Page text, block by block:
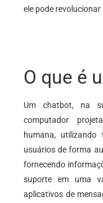
ele pode revolucionar
O que é
Um chatbot, na
computador
humana,
usuários de forma
fornecendo
suporte em uma
aplicativos de